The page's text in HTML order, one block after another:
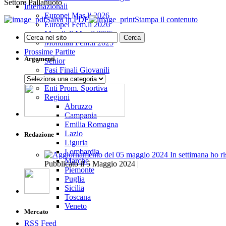
Internazionali
Europei Mas.li 2026
Europei Fem.li 2026
Mondiali Mas.li 2025
Mondiali Fem.li 2025
Prossime Partite
Senior
Fasi Finali Giovanili
Giovanili
Enti Prom. Sportiva
Regioni
Abruzzo
Campania
Emilia Romagna
Lazio
Liguria
Lombardia
Marche
Piemonte
Puglia
Sicilia
Toscana
Veneto
RSS Feed
Settore Pallanuoto
Salva in PDF
Stampa il contenuto
Argomenti
Argomenti
Redazione
Pubblicato il 5 Maggio 2024 |
Mercato